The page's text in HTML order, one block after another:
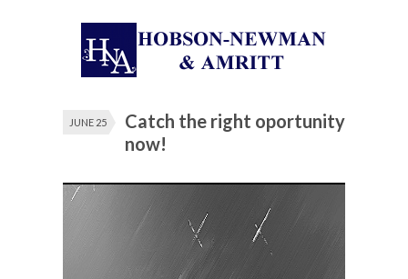
JUNE 25
Catch the right oportunity
now!